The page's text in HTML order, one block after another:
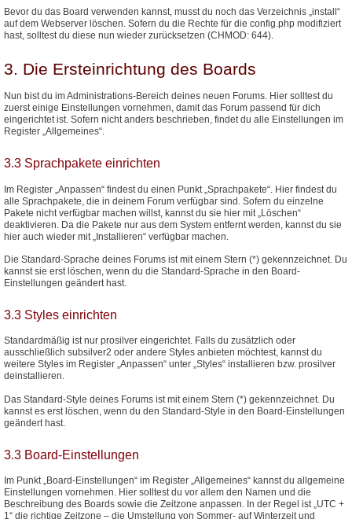
Bevor du das Board verwenden kannst, musst du noch das Verzeichnis „install“
auf dem Webserver löschen. Sofern du die Rechte für die config.php modifiziert
hast, solltest du diese nun wieder zurücksetzen (CHMOD: 644).
3. Die Ersteinrichtung des Boards
Nun bist du im Administrations-Bereich deines neuen Forums. Hier solltest du
zuerst einige Einstellungen vornehmen, damit das Forum passend für dich
eingerichtet ist. Sofern nicht anders beschrieben, findet du alle Einstellungen im
Register „Allgemeines“.
3.3 Sprachpakete einrichten
Im Register „Anpassen“ findest du einen Punkt „Sprachpakete“. Hier findest du
alle Sprachpakete, die in deinem Forum verfügbar sind. Sofern du einzelne
Pakete nicht verfügbar machen willst, kannst du sie hier mit „Löschen“
deaktivieren. Da die Pakete nur aus dem System entfernt werden, kannst du sie
hier auch wieder mit „Installieren“ verfügbar machen.
Die Standard-Sprache deines Forums ist mit einem Stern (*) gekennzeichnet. Du
kannst sie erst löschen, wenn du die Standard-Sprache in den Board-
Einstellungen geändert hast.
3.3 Styles einrichten
Standardmäßig ist nur prosilver eingerichtet. Falls du zusätzlich oder
ausschließlich subsilver2 oder andere Styles anbieten möchtest, kannst du
weitere Styles im Register „Anpassen“ unter „Styles“ installieren bzw. prosilver
deinstallieren.
Das Standard-Style deines Forums ist mit einem Stern (*) gekennzeichnet. Du
kannst es erst löschen, wenn du den Standard-Style in den Board-Einstellungen
geändert hast.
3.3 Board-Einstellungen
Im Punkt „Board-Einstellungen“ im Register „Allgemeines“ kannst du allgemeine
Einstellungen vornehmen. Hier solltest du vor allem den Namen und die
Beschreibung des Boards sowie die Zeitzone anpassen. In der Regel ist „UTC +
1“ die richtige Zeitzone – die Umstellung von Sommer- auf Winterzeit und